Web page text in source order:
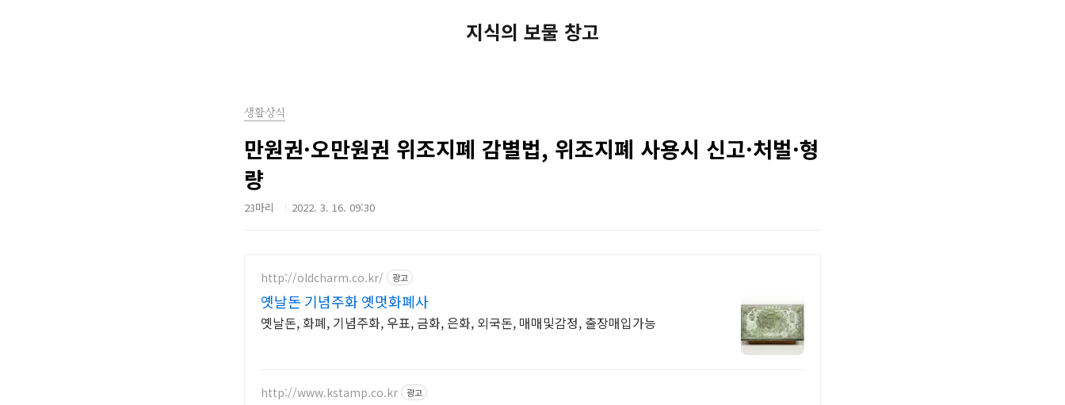
지식의 보물 창고
생활상식
만원권·오만원권 위조지폐 감별법, 위조지폐 사용시 신고·처벌·형
량
23마리 2022. 3. 16. 09:30
http://oldcharm.co.kr/ 광고
옛날돈 기념주화 옛멋화폐사
옛날돈, 화폐, 기념주화, 우표, 금화, 은화, 외국돈, 매매및감정, 출장매입가능
http://www.kstamp.co.kr 광고